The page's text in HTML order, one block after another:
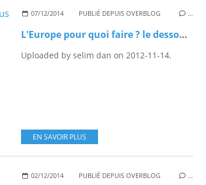
07/12/2014 PUBLIÉ DEPUIS OVERBLOG …
L'Europe pour quoi faire ? le dessous des cartes
Uploaded by selim dan on 2012-11-14.
EN SAVOIR PLUS
02/12/2014 PUBLIÉ DEPUIS OVERBLOG …